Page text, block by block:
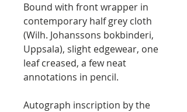
Bound with front wrapper in
contemporary half grey cloth
(Wilh. Johanssons bokbinderi,
Uppsala), slight edgewear, one
leaf creased, a few neat
annotations in pencil.
Autograph inscription by the